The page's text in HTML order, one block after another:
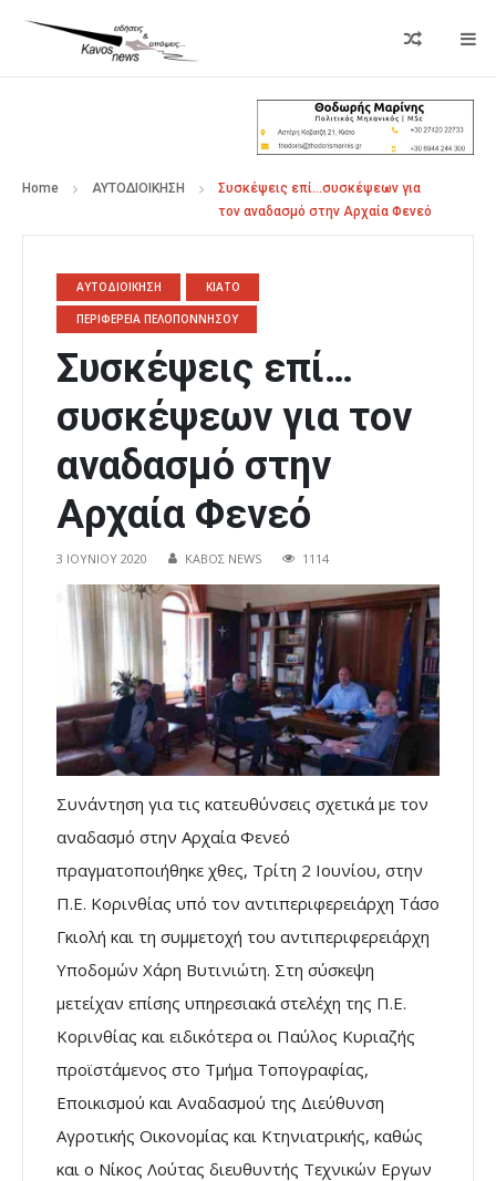
Home ΑΥΤΟΔΙΟΙΚΗΣΗ
Συσκέψεις επί…συσκέψεων για
τον αναδασμό στην Αρχαία Φενεό
ΑΥΤΟΔΙΟΙΚΗΣΗ ΚΙΑΤΟ
ΠΕΡΙΦΕΡΕΙΑ ΠΕΛΟΠΟΝΝΗΣΟΥ
Συσκέψεις επί…
συσκέψεων για τον
αναδασμό στην
Αρχαία Φενεό
3 ΙΟΥΝΊΟΥ 2020 ΚΑΒΟΣ NEWS 1114
Συνάντηση για τις κατευθύνσεις σχετικά με τον
αναδασμό στην Αρχαία Φενεό
πραγματοποιήθηκε χθες, Τρίτη 2 Ιουνίου, στην
Π.Ε. Κορινθίας υπό τον αντιπεριφερειάρχη Τάσο
Γκιολή και τη συμμετοχή του αντιπεριφερειάρχη
Υποδομών Χάρη Βυτινιώτη. Στη σύσκεψη
μετείχαν επίσης υπηρεσιακά στελέχη της Π.Ε.
Κορινθίας και ειδικότερα οι Παύλος Κυριαζής
προϊστάμενος στο Τμήμα Τοπογραφίας,
Εποικισμού και Αναδασμού της Διεύθυνση
Αγροτικής Οικονομίας και Κτηνιατρικής, καθώς
και ο Νίκος Λούτας διευθυντής Τεχνικών Εργων